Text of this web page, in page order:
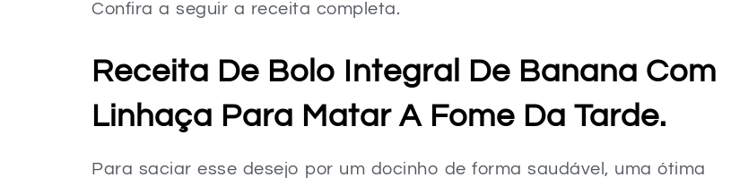
Confira a seguir a receita completa.
Receita De Bolo Integral De Banana Com
Linhaça Para Matar A Fome Da Tarde.
Para saciar esse desejo por um docinho de forma saudável, uma ótima